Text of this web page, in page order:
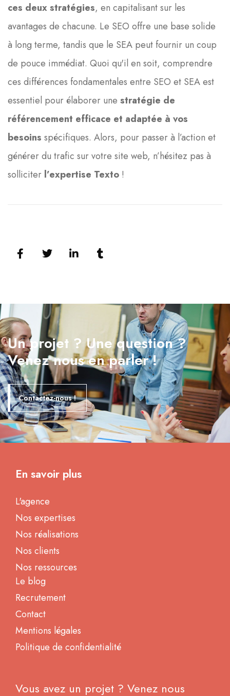
ces deux stratégies, en capitalisant sur les
avantages de chacune. Le SEO offre une base solide
à long terme, tandis que le SEA peut fournir un coup
de pouce immédiat. Quoi qu'il en soit, comprendre
ces différences fondamentales entre SEO et SEA est
essentiel pour élaborer une stratégie de
référencement efficace et adaptée à vos
besoins spécifiques. Alors, pour passer à l’action et
générer du trafic sur votre site web, n’hésitez pas à
solliciter l’expertise Texto !
Un projet ? Une question ?
Venez nous en parler !
Contactez-nous !
En savoir plus
L'agence
Nos expertises
Nos réalisations
Nos clients
Nos ressources
Le blog
Recrutement
Contact
Mentions légales
Politique de confidentialité
Vous avez un projet ? Venez nous